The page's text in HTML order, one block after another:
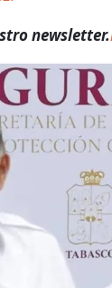
newsletter.